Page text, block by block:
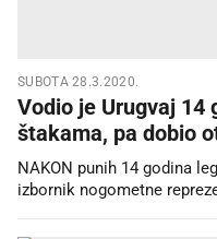
SUBOTA 28.3.2020.
Vodio je Urugvaj 14
štakama, pa dobio
NAKON punih 14 godina
izbornik nogometne